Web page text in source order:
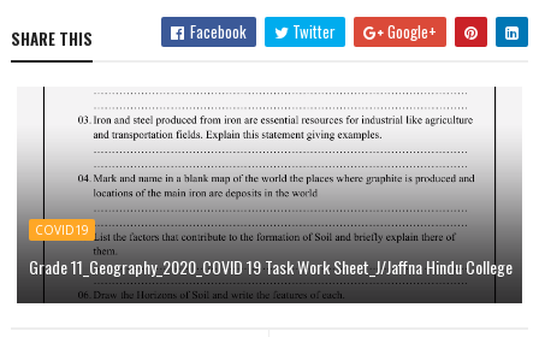
SHARE THIS Facebook Twitter Google+
COVID19
Grade 11_Geography_2020_COVID 19 Task Work Sheet_J/Jaffna Hindu College